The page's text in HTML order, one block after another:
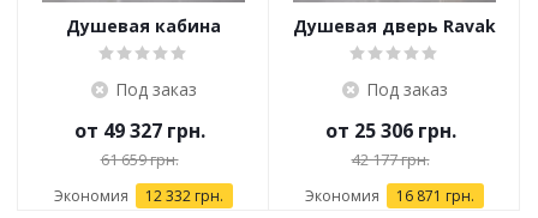
Душевая кабина
Ravak MSRV 4
Под заказ
от 49 327 грн.
61 659 грн.
Экономия 12 332 грн.
Душевая дверь Ravak
MSD2
Под заказ
от 25 306 грн.
42 177 грн.
Экономия 16 871 грн.